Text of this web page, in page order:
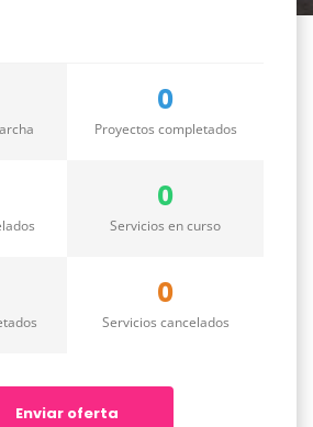
0
Proyectos completados
0
Servicios en curso
0
Servicios cancelados
Enviar oferta